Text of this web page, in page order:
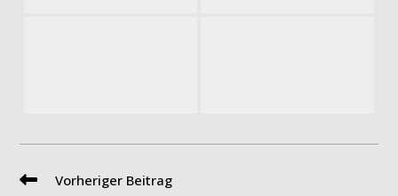
WeitereVorheriger Beitrag